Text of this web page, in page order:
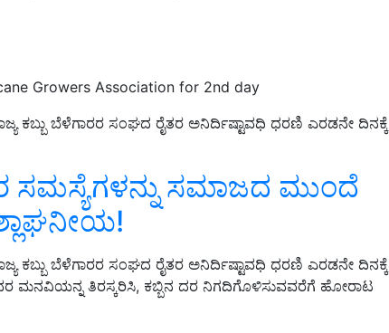
Growers Association for 2nd day
ಕಬ್ಬು ಬೆಳೆಗಾರರ ಸಂಘದ ರೈತರ ಅನಿರ್ದಿಷ್ಟಾವಧಿ ಧರಣಿ ಎರಡನೇ ದಿನಕ್ಕೆ
ಸಮಸ್ಯೆಗಳನ್ನು ಸಮಾಜದ ಮುಂದೆ
ಕಬ್ಬು ಬೆಳೆಗಾರರ ಸಂಘದ ರೈತರ ಅನಿರ್ದಿಷ್ಟಾವಧಿ ಧರಣಿ ಎರಡನೇ ದಿನಕ್ಕೆ
ಮನವಿಯನ್ನ ತಿರಸ್ಕರಿಸಿ, ಕಬ್ಬಿನ ದರ ನಿಗದಿಗೊಳಿಸುವವರೆಗೆ ಹೋರಾಟ